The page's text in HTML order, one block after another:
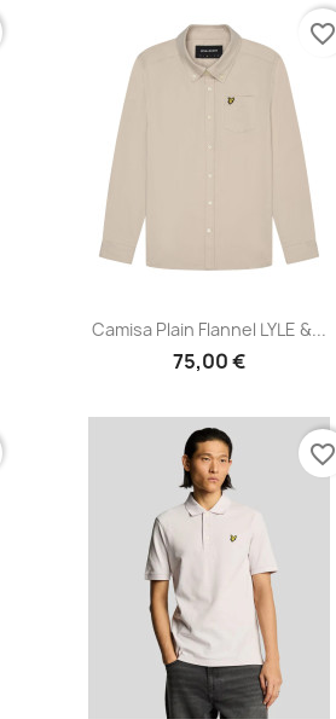
Vista rápida
Camisa Plain Flannel LYLE &...
75,00 €
favorite_border
favorite_border